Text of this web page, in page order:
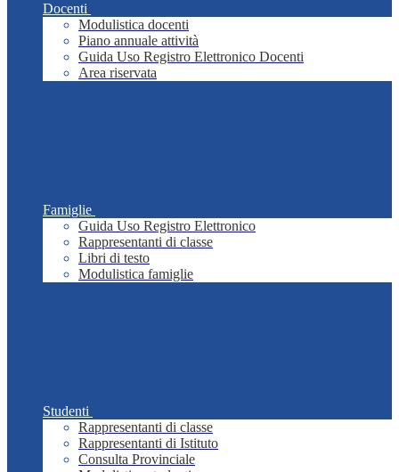
Docenti
Modulistica docenti
Piano annuale attività
Guida Uso Registro Elettronico Docenti
Area riservata
Famiglie
Guida Uso Registro Elettronico
Rappresentanti di classe
Libri di testo
Modulistica famiglie
Studenti
Rappresentanti di classe
Rappresentanti di Istituto
Consulta Provinciale